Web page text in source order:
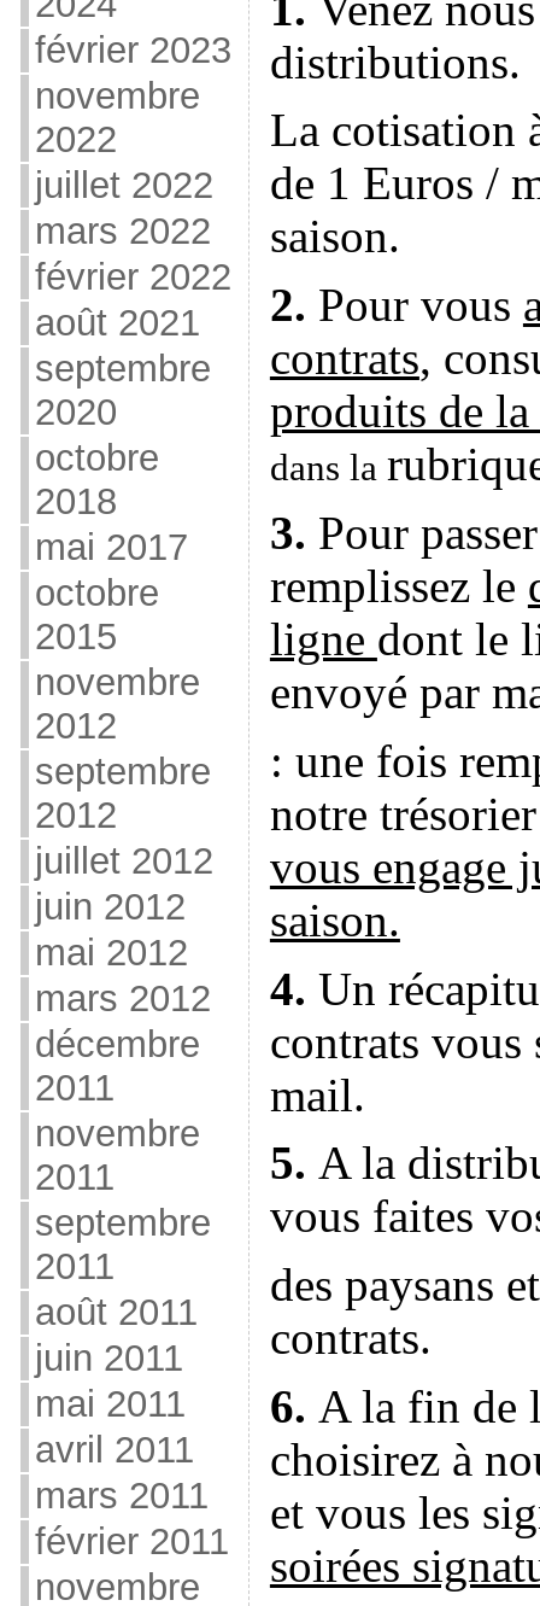
février 2023
novembre
2022
juillet 2022
mars 2022
février 2022
août 2021
septembre
2020
octobre
2018
mai 2017
octobre
2015
novembre
2012
septembre
2012
juillet 2012
juin 2012
mai 2012
mars 2012
décembre
2011
novembre
2011
septembre
2011
août 2011
juin 2011
mai 2011
avril 2011
mars 2011
février 2011
novembre
distributions.
La cotisation
de 1 Euros /
saison.
2. Pour vous
contrats,
produits de la
dans la
3. Pour
remplissez le
ligne dont le
envoyé par
: une fois
notre
vous engage
saison.
4. Un
contrats vous
mail.
5. A la
vous faites
des paysans
contrats.
6. A la fin de
choisirez à
et vous les
soirées